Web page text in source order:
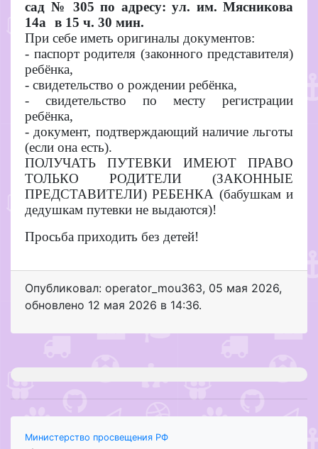
сад № 305 по адресу: ул. им. Мясникова
14a
в 15 ч. 30 мин.
При себе иметь оригиналы документов:
- паспорт родителя (законного представителя)
ребёнка,
- свидетельство о рождении ребёнка,
- свидетельство по месту регистрации
ребёнка,
- документ, подтверждающий наличие льготы
(если она есть).
ПОЛУЧАТЬ ПУТЕВКИ ИМЕЮТ ПРАВО
ТОЛЬКО РОДИТЕЛИ (ЗАКОННЫЕ
ПРЕДСТАВИТЕЛИ) РЕБЕНКА (бабушкам и
дедушкам путевки не выдаются)!
Просьба приходить без детей!
Опубликовал: operator_mou363, 05 мая 2026,
обновлено 12 мая 2026 в 14:36.
Министерство просвещения РФ